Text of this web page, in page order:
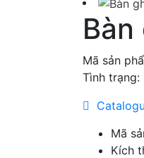
Mã sản
Tình trạng:
Mã
Kích